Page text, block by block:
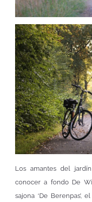
Los amantes del
conocer a fondo De
sajona ‘De Berenpas’, el